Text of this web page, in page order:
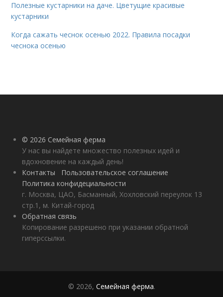
Полезные кустарники на даче. Цветущие красивые
кустарники
Когда сажать чеснок осенью 2022. Правила посадки
чеснока осенью
© 2026 Семейная ферма
У нас вы найдете множество полезных идей и
вдохновение на каждый день!
Контакты
Пользовательское соглашение
Политика конфидециальности
г. Москва, ЦАО, Басманный, Хохловский переулок 13
стр.1, м. Китай-город
Обратная связь
Копирование разрешено при указании обратной
гиперссылки.
© 2026, Семейная ферма.